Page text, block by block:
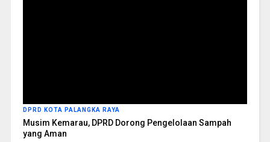
DPRD KOTA PALANGKA RAYA
Musim Kemarau, DPRD Dorong Pengelolaan Sampah
yang Aman